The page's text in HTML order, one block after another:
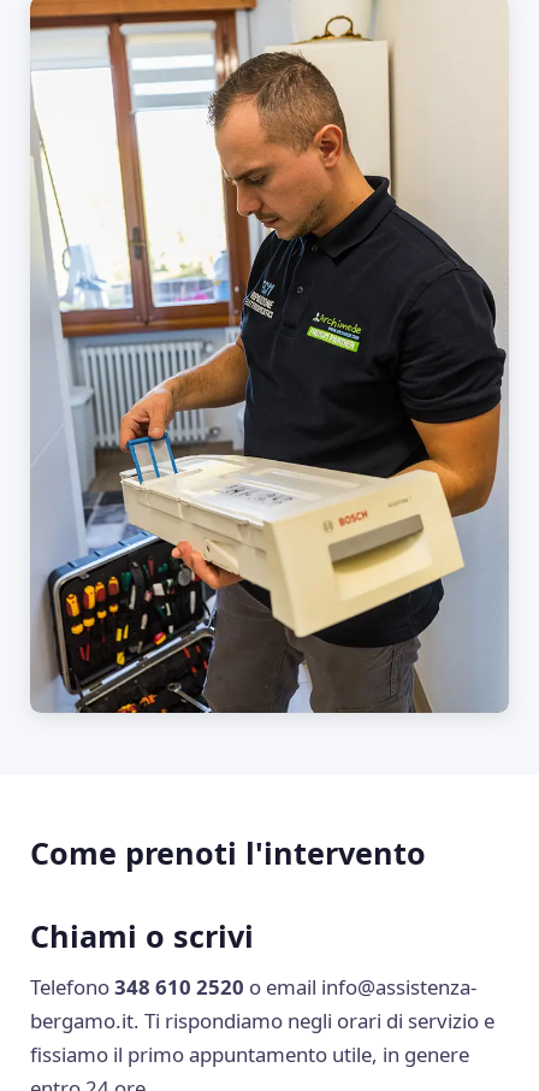
Come prenoti l'intervento
Chiami o scrivi
Telefono348 610 2520 o email info@assistenza-
bergamo.it. Ti rispondiamo negli orari di servizio e
fissiamo il primo appuntamento utile, in genere